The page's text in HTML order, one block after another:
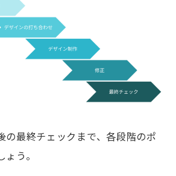
の最終チェックまで、各段階のポ
う。